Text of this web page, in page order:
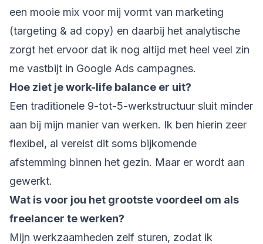
een mooie mix voor mij vormt van marketing
(targeting & ad copy) en daarbij het analytische
zorgt het ervoor dat ik nog altijd met heel veel zin
me vastbijt in Google Ads campagnes.
Hoe ziet je work-life balance er uit?
Een traditionele 9-tot-5-werkstructuur sluit minder
aan bij mijn manier van werken. Ik ben hierin zeer
flexibel, al vereist dit soms bijkomende
afstemming binnen het gezin. Maar er wordt aan
gewerkt.
Wat is voor jou het grootste voordeel om als
freelancer te werken?
Mijn werkzaamheden zelf sturen, zodat ik